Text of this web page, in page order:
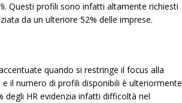
Questi profili sono infatti altamente richiesti
da un ulteriore 52% delle imprese.
quando si restringe il focus alla
il numero di profili disponibili è ulteriormente
degli HR evidenzia infatti difficoltà nel